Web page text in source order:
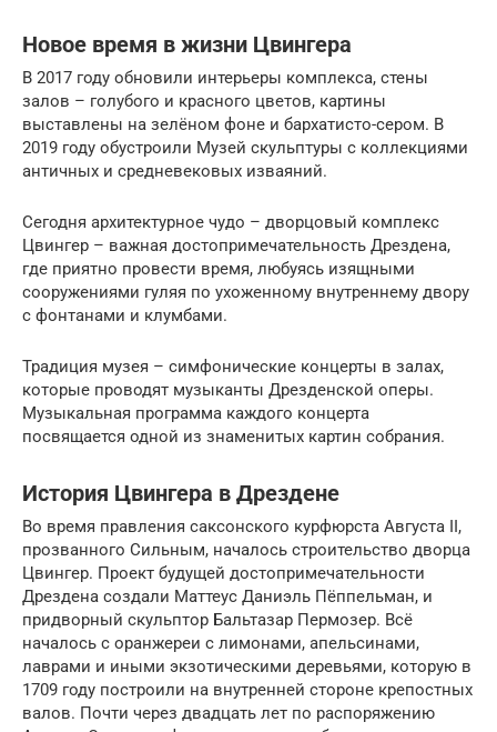
Новое время в жизни Цвингера
В 2017 году обновили интерьеры комплекса, стены
залов – голубого и красного цветов, картины
выставлены на зелёном фоне и бархатисто-сером. В
2019 году обустроили Музей скульптуры с коллекциями
античных и средневековых изваяний.
Сегодня архитектурное чудо – дворцовый комплекс
Цвингер – важная достопримечательность Дрездена,
где приятно провести время, любуясь изящными
сооружениями гуляя по ухоженному внутреннему двору
с фонтанами и клумбами.
Традиция музея – симфонические концерты в залах,
которые проводят музыканты Дрезденской оперы.
Музыкальная программа каждого концерта
посвящается одной из знаменитых картин собрания.
История Цвингера в Дрездене
Во время правления саксонского курфюрста Августа II,
прозванного Сильным, началось строительство дворца
Цвингер. Проект будущей достопримечательности
Дрездена создали Маттеус Даниэль Пёппельман, и
придворный скульптор Бальтазар Пермозер. Всё
началось с оранжереи с лимонами, апельсинами,
лаврами и иными экзотическими деревьями, которую в
1709 году построили на внутренней стороне крепостных
валов. Почти через двадцать лет по распоряжению